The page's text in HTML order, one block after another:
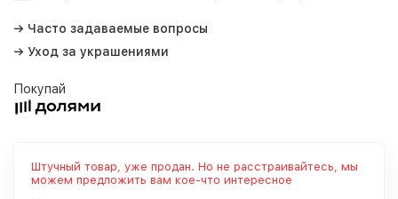
→ Часто задаваемые вопросы
→ Уход за украшениями
Покупай
Штучный товар, уже продан. Но не расстраивайтесь, мы
можем предложить вам кое-что интересное